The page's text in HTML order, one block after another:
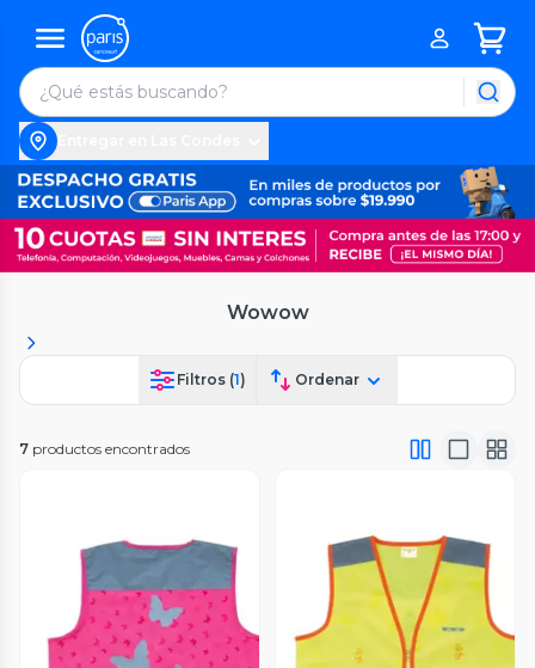
Wowow
Filtros (1) Ordenar
7 productos encontrados